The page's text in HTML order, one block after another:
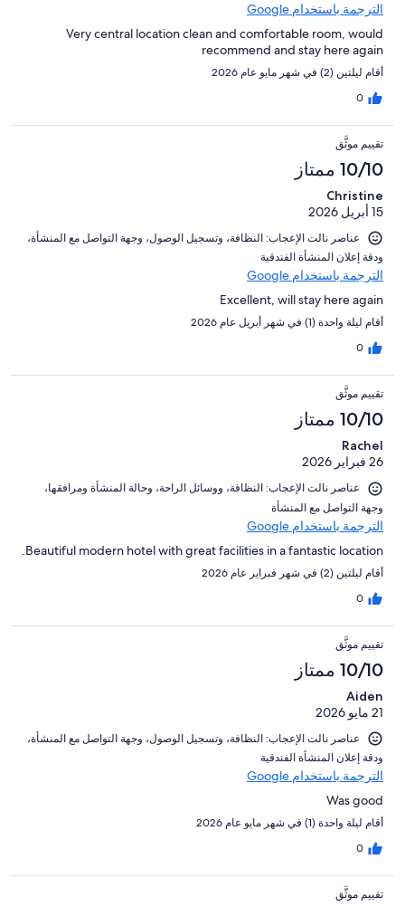
الترجمة باستخدام Google
Very central location clean and comfortable room, would
recommend and stay here again
أقام ليلتين (2) في شهر مايو عام 2026
0
تقييم موثَّق
10/10 ممتاز
Christine
15 أبريل 2026
عناصر نالت الإعجاب: ⁦النظافة⁩، و⁦تسجيل الوصول⁩، و⁦جهة التواصل مع المنشأة⁩،
و⁦دقة إعلان المنشأة الفندقية⁩
الترجمة باستخدام Google
Excellent, will stay here again
أقام ليلة واحدة (1) في شهر أبريل عام 2026
0
تقييم موثَّق
10/10 ممتاز
Rachel
26 فبراير 2026
عناصر نالت الإعجاب: ⁦النظافة⁩، و⁦وسائل الراحة⁩، و⁦حالة المنشأة ومرافقها⁩،
و⁦جهة التواصل مع المنشأة⁩
الترجمة باستخدام Google
Beautiful modern hotel with great facilities in a fantastic location.
أقام ليلتين (2) في شهر فبراير عام 2026
0
تقييم موثَّق
10/10 ممتاز
Aiden
21 مايو 2026
عناصر نالت الإعجاب: ⁦النظافة⁩، و⁦تسجيل الوصول⁩، و⁦جهة التواصل مع المنشأة⁩،
و⁦دقة إعلان المنشأة الفندقية⁩
الترجمة باستخدام Google
Was good
أقام ليلة واحدة (1) في شهر مايو عام 2026
0
تقييم موثَّق